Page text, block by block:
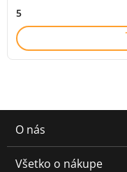
5
O nás
Všetko o nákupe